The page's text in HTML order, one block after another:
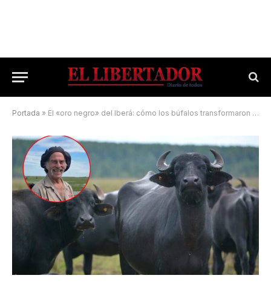
Portada » El «oro negro» del Iberá: cómo los búfalos transformaron tierras marginales en potencia ganadera